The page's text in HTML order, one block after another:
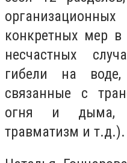
конкретных мер в
несчастных
гибели на воде,
связанные с
огня и дыма,
травматизм и т.д.).